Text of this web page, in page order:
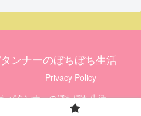
ンナーのぼちぼち生活
Privacy Policy
パタンナーのぼちぼち生活.